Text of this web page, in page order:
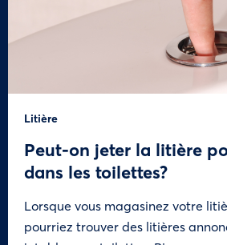
Litière
Peut-on jeter la litière
dans les toilettes?
Lorsque vous magasinez votre
pourriez trouver des litières